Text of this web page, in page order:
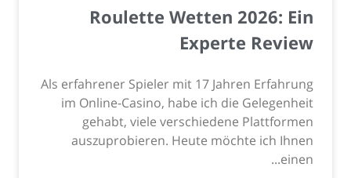
Roulette Wetten 2026: Ein
Experte Review
Als erfahrener Spieler mit 17 Jahren Erfahrung
im Online-Casino, habe ich die Gelegenheit
gehabt, viele verschiedene Plattformen
auszuprobieren. Heute möchte ich Ihnen
einen...